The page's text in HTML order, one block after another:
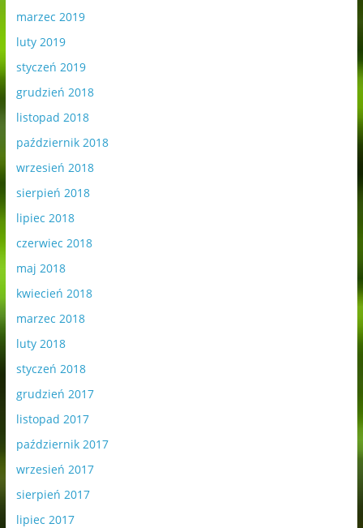
marzec 2019
luty 2019
styczeń 2019
grudzień 2018
listopad 2018
październik 2018
wrzesień 2018
sierpień 2018
lipiec 2018
czerwiec 2018
maj 2018
kwiecień 2018
marzec 2018
luty 2018
styczeń 2018
grudzień 2017
listopad 2017
październik 2017
wrzesień 2017
sierpień 2017
lipiec 2017